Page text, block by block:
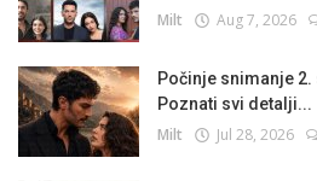
Milt Aug 7, 2026
Počinje snimanje
Poznati svi detalji...
Milt Jul 28, 2026